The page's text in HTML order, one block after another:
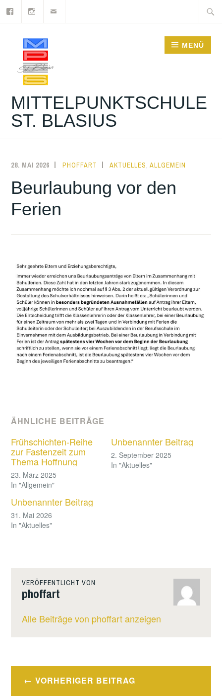
Zum
springen
Suche
MITTELPUNKTSCHULE
ST. BLASIUS
MENÜ
28. MAI 2026 PHOFFART AKTUELLES ,ALLGEMEIN
Beurlaubung vor den
Ferien
ÄHNLICHE BEITRÄGE
Frühschichten-Reihe
zur Fastenzeit zum
Thema Hoffnung
23. März 2025
In "Allgemein"
Unbenannter Beitrag
2. September 2025
In "Aktuelles"
Unbenannter Beitrag
31. Mai 2026
In "Aktuelles"
VERÖFFENTLICHT VON
phoffart
Alle Beiträge von phoffart anzeigen
Beitragsnavigation
VORHERIGER BEITRAG